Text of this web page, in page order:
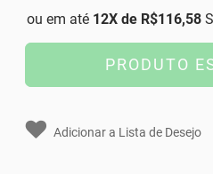
ou em até 12X de R$116,58
PRODUTO
Adicionar a Lista de Desejo